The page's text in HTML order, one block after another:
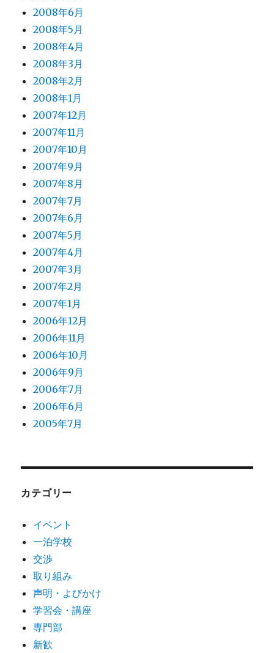
2008年6月
2008年5月
2008年4月
2008年3月
2008年2月
2008年1月
2007年12月
2007年11月
2007年10月
2007年9月
2007年8月
2007年7月
2007年6月
2007年5月
2007年4月
2007年3月
2007年2月
2007年1月
2006年12月
2006年11月
2006年10月
2006年9月
2006年7月
2006年6月
2005年7月
カテゴリー
イベント
一泊学校
交渉
取り組み
声明・よびかけ
学習会・講座
専門部
新歓